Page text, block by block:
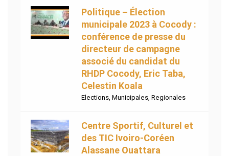
Politique – Élection
municipale 2023 à Cocody :
conférence de presse du
directeur de campagne
associé du candidat du
RHDP Cocody, Eric Taba,
Celestin Koala
Elections Municipales Regionales
Centre Sportif, Culturel et
des TIC Ivoiro-Coréen
Alassane Ouattara